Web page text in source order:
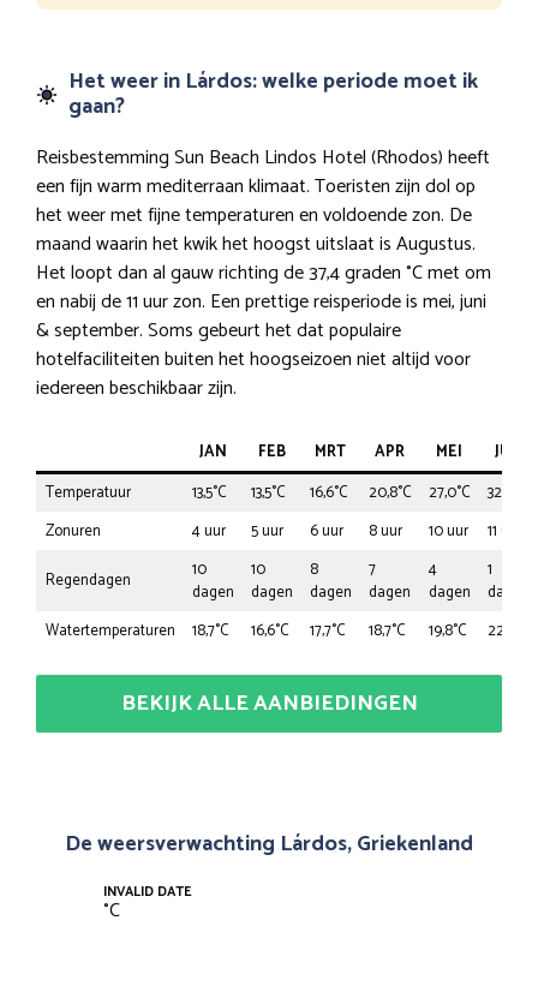
Het weer in Lárdos: welke periode moet ik
gaan?
Reisbestemming Sun Beach Lindos Hotel (Rhodos) heeft
een fijn warm mediterraan klimaat. Toeristen zijn dol op
het weer met fijne temperaturen en voldoende zon. De
maand waarin het kwik het hoogst uitslaat is Augustus.
Het loopt dan al gauw richting de 37,4 graden °C met om
en nabij de 11 uur zon. Een prettige reisperiode is mei, juni
& september. Soms gebeurt het dat populaire
hotelfaciliteiten buiten het hoogseizoen niet altijd voor
iedereen beschikbaar zijn.
JAN FEB MRT APR MEI
JUN
Temperatuur
13,5°C 13,5°C 16,6°C 20,8°C 27,0°C
32,2°C
Zonuren
4 uur 5 uur 6 uur 8 uur 10 uur
11 uur
Regendagen
10
dagen
10
dagen
8
dagen
7
dagen
4
dagen
1
dagen
Watertemperaturen
18,7°C 16,6°C 17,7°C 18,7°C 19,8°C 22,9°C
BEKIJK ALLE AANBIEDINGEN
De weersverwachting Lárdos, Griekenland
INVALID DATE
°C